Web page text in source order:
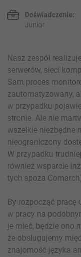
Doświadczenie:
Junior
Nasz zespół
serwerów, sieci
Sam proces
zautomatyzowany,
w przypadku
stronie. Ale nie
wszelkie niezbędne
nieograniczony
W przypadku
również wsparcie
tych spoza
By rozpocząć pracę
w pracy na
je mieć, będzie ono
że obsługujemy
znajomość języka